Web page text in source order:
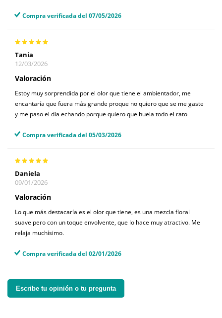
Compra verificada del 07/05/2026
Tania
12/03/2026
Valoración
Estoy muy sorprendida por el olor que tiene el ambientador, me
encantaría que fuera más grande proque no quiero que se me gaste
y me paso el día echando porque quiero que huela todo el rato
Compra verificada del 05/03/2026
Daniela
09/01/2026
Valoración
Lo que más destacaría es el olor que tiene, es una mezcla floral
suave pero con un toque envolvente, que lo hace muy atractivo. Me
relaja muchísimo.
Compra verificada del 02/01/2026
Escribe tu opinión o tu pregunta